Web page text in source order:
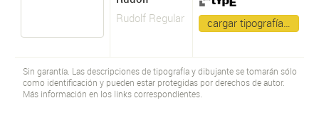
Rudolf Regular
cargar tipografía…
Sin garantía. Las descripciones de tipografía y dibujante se tomarán sólo
como identificación y pueden estar protegidas por derechos de autor.
Más información en los links correspondientes.